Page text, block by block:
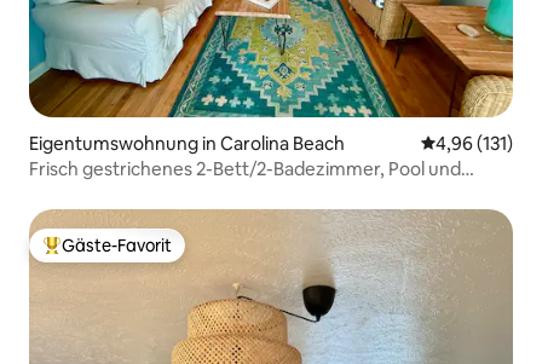
Eigentumswohnung in Carolina Beach
4,96 (131)
Frisch gestrichenes 2-Bett/2-Badezimmer, Pool und
Beliebter Gäste-Favorit.
Gäste-Favorit